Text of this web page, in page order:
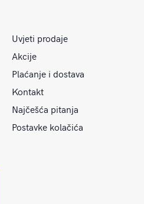
Uvjeti prodaje
Akcije
Plaćanje i dostava
Kontakt
Najčešća pitanja
Postavke kolačića